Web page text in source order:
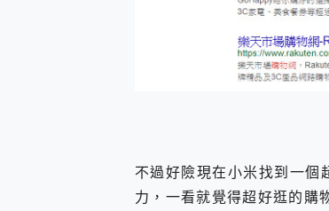
不過好險現在小米找到一個
力，一看就覺得超好逛的購